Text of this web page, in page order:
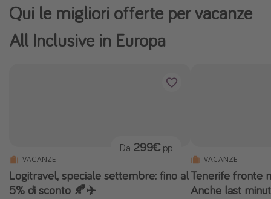
Qui le migliori offerte per vacanze
All Inclusive in Europa
VACANZE
Logitravel, speciale settembre: fino al
5% di sconto 🍂✈️
Da 299€ pp
VACANZE
Tenerife fronte
Anche last